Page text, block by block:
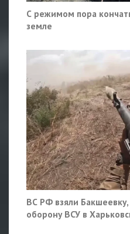
С режимом пора
земле
ВС РФ взяли
оборону ВСУ в